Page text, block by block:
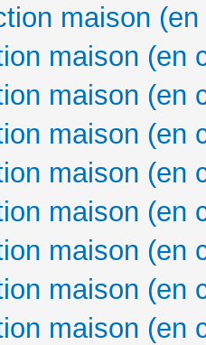
maison
maison (en
maison (en
maison (en
maison (en
maison (en
maison (en
maison (en
maison (en